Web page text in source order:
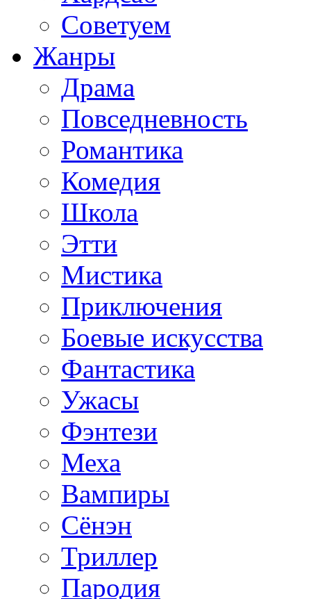
Советуем
Жанры
Драма
Повседневность
Романтика
Комедия
Школа
Этти
Мистика
Приключения
Боевые искусства
Фантастика
Ужасы
Фэнтези
Меха
Вампиры
Сёнэн
Триллер
Пародия